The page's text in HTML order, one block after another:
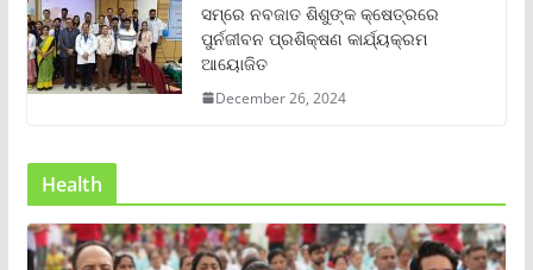
ସମ୍‌ରେ ନବଜାତ ଶିଶୁଙ୍କ କ୍ଷେତ୍ରରେ
ପୁର୍ନଜୀବନ ପ୍ରଶିକ୍ଷଣ କାର୍ଯ୍ୟକ୍ରମ
ଆୟୋଜିତ
December 26, 2024
Health